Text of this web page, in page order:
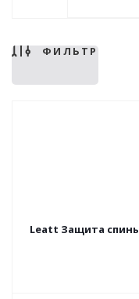
ФИЛЬТР
Leatt Защита